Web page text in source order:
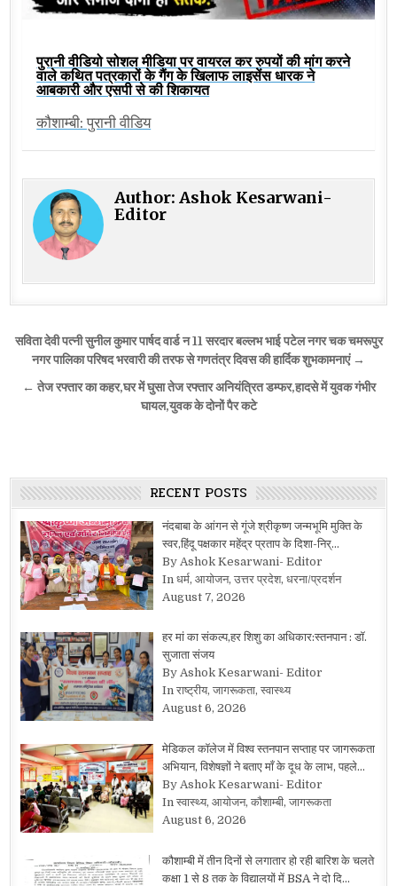
पुरानी वीडियो सोशल मीडिया पर वायरल कर रुपयों की मांग करने
वाले कथित पत्रकारों के गैंग के खिलाफ लाइसेंस धारक ने
आबकारी और एसपी से की शिकायत
कौशाम्बी: पुरानी वीडिय
Author:Ashok Kesarwani-
Editor
Post
navigation
सविता देवी पत्नी सुनील कुमार पार्षद वार्ड न 11 सरदार बल्लभ भाई पटेल नगर चक चमरूपुर
नगर पालिका परिषद भरवारी की तरफ से गणतंत्र दिवस की हार्दिक शुभकामनाएं →
← तेज रफ्तार का कहर,घर में घुसा तेज रफ्तार अनियंत्रित डम्फर,हादसे में युवक गंभीर
घायल,युवक के दोनों पैर कटे
RECENT POSTS
नंदबाबा के आंगन से गूंजे श्रीकृष्ण जन्मभूमि मुक्ति के
स्वर,हिंदू पक्षकार महेंद्र प्रताप के दिशा-निर्…
By Ashok Kesarwani- Editor
In धर्म, आयोजन, उत्तर प्रदेश, धरना/प्रदर्शन
August 7, 2026
हर मां का संकल्प,हर शिशु का अधिकार:स्तनपान : डॉ.
सुजाता संजय
By Ashok Kesarwani- Editor
In राष्ट्रीय, जागरूकता, स्वास्थ्य
August 6, 2026
मेडिकल कॉलेज में विश्व स्तनपान सप्ताह पर जागरूकता
अभियान, विशेषज्ञों ने बताए माँ के दूध के लाभ, पहले…
By Ashok Kesarwani- Editor
In स्वास्थ्य, आयोजन, कौशाम्बी, जागरूकता
August 6, 2026
कौशाम्बी में तीन दिनों से लगातार हो रही बारिश के चलते
कक्षा 1 से 8 तक के विद्यालयों में BSA ने दो दि…